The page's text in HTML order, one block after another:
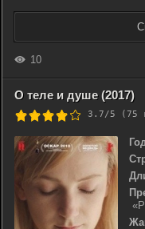
10
О теле и душе (2017)
3.7/5 (75